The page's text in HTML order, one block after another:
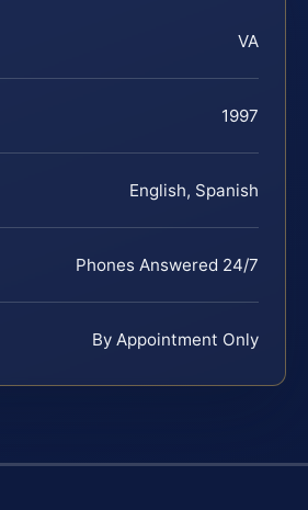
VA
1997
English, Spanish
Phones Answered 24/7
By Appointment Only